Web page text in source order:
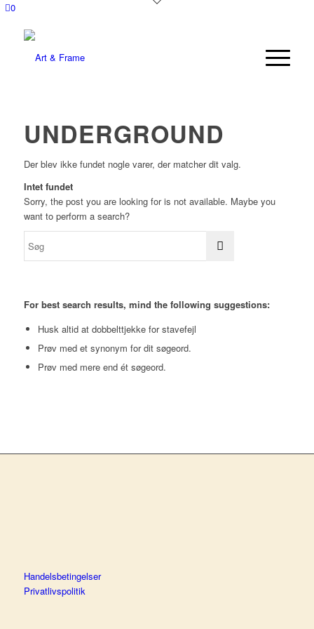
0
UNDERGROUND
Der blev ikke fundet nogle varer, der matcher dit valg.
Intet fundet
Sorry, the post you are looking for is not available. Maybe you
want to perform a search?
For best search results, mind the following suggestions:
Husk altid at dobbelttjekke for stavefejl
Prøv med et synonym for dit søgeord.
Prøv med mere end ét søgeord.
Handelsbetingelser
Privatlivspolitik